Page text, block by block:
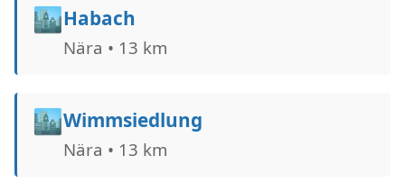
🏙️Habach
Nära • 13 km
🏙️Wimmsiedlung
Nära • 13 km